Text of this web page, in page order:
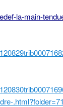
la-main-